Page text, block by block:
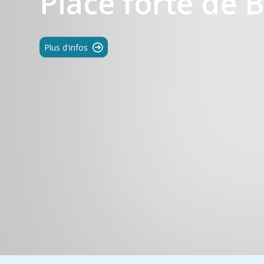
Plus d'infos